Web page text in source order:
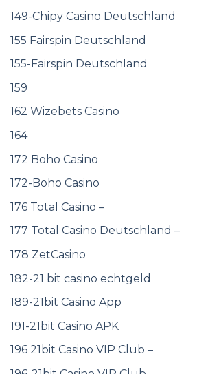
149-Chipy Casino Deutschland
155 Fairspin Deutschland
155-Fairspin Deutschland
159
162 Wizebets Casino
164
172 Boho Casino
172-Boho Casino
176 Total Casino –
177 Total Casino Deutschland –
178 ZetCasino
182-21 bit casino echtgeld
189-21bit Casino App
191-21bit Casino APK
196 21bit Casino VIP Club –